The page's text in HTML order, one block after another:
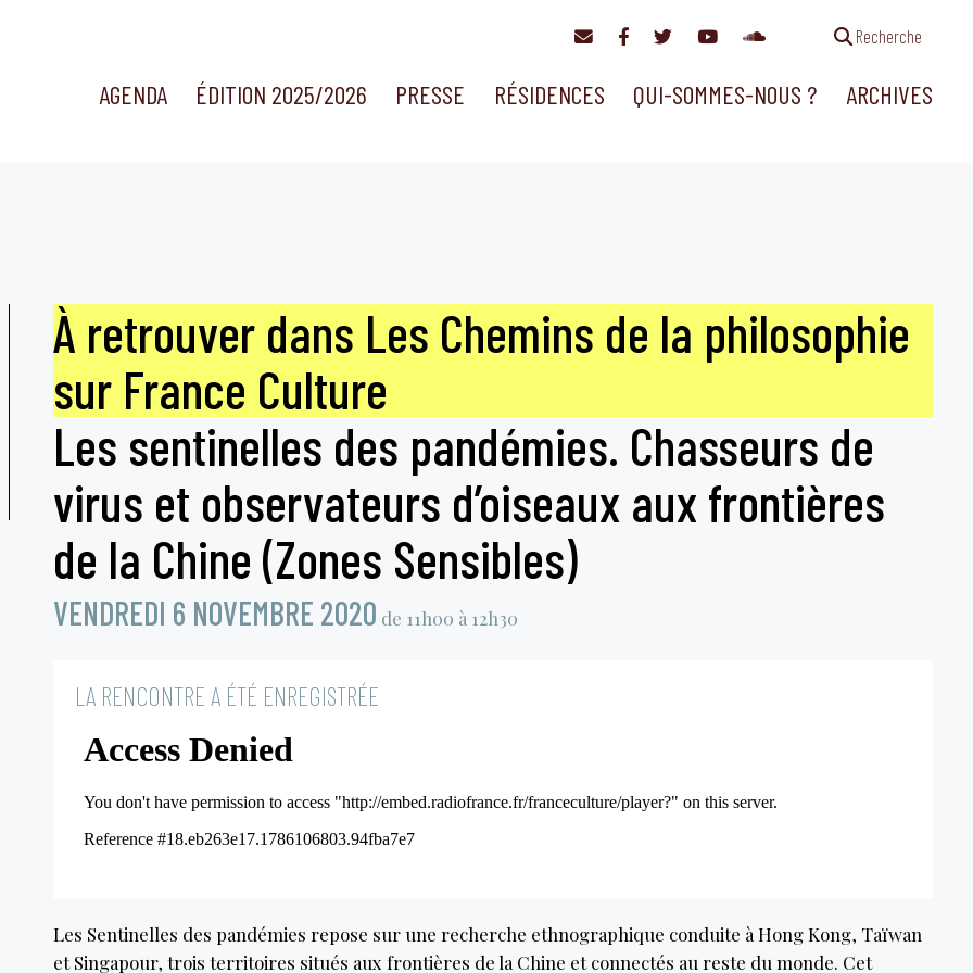
Recherche
AGENDA ÉDITION 2025/2026 PRESSE RÉSIDENCES QUI-SOMMES-NOUS ? ARCHIVES
À retrouver dans Les Chemins de la philosophie
sur France Culture
Les sentinelles des pandémies. Chasseurs de
virus et observateurs d’oiseaux aux frontières
de la Chine (Zones Sensibles)
VENDREDI 6 NOVEMBRE 2020 de 11h00 à 12h30
LA RENCONTRE A ÉTÉ ENREGISTRÉE
Les Sentinelles des pandémies repose sur une recherche ethnographique conduite à Hong Kong, Taïwan
et Singapour, trois territoires situés aux frontières de la Chine et connectés au reste du monde. Cet